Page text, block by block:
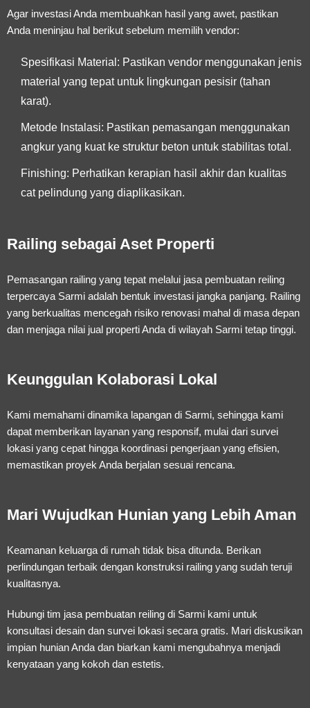
Agar investasi Anda membuahkan hasil yang awet, pastikan
Anda meninjau hal berikut sebelum memilih vendor:
Spesifikasi Material: Pastikan vendor menggunakan jenis
material yang tepat untuk lingkungan pesisir (tahan
karat).
Metode Instalasi: Pastikan pemasangan menggunakan
angkur yang kuat ke struktur beton untuk stabilitas total.
Finishing: Perhatikan kerapian hasil akhir dan kualitas
cat pelindung yang diaplikasikan.
Railing sebagai Aset Properti
Pemasangan railing yang tepat melalui jasa pembuatan reiling
terpercaya Sarmi adalah bentuk investasi jangka panjang. Railing
yang berkualitas mencegah risiko renovasi mahal di masa depan
dan menjaga nilai jual properti Anda di wilayah Sarmi tetap tinggi.
Keunggulan Kolaborasi Lokal
Kami memahami dinamika lapangan di Sarmi, sehingga kami
dapat memberikan layanan yang responsif, mulai dari survei
lokasi yang cepat hingga koordinasi pengerjaan yang efisien,
memastikan proyek Anda berjalan sesuai rencana.
Mari Wujudkan Hunian yang Lebih Aman
Keamanan keluarga di rumah tidak bisa ditunda. Berikan
perlindungan terbaik dengan konstruksi railing yang sudah teruji
kualitasnya.
Hubungi tim jasa pembuatan reiling di Sarmi kami untuk
konsultasi desain dan survei lokasi secara gratis. Mari diskusikan
impian hunian Anda dan biarkan kami mengubahnya menjadi
kenyataan yang kokoh dan estetis.